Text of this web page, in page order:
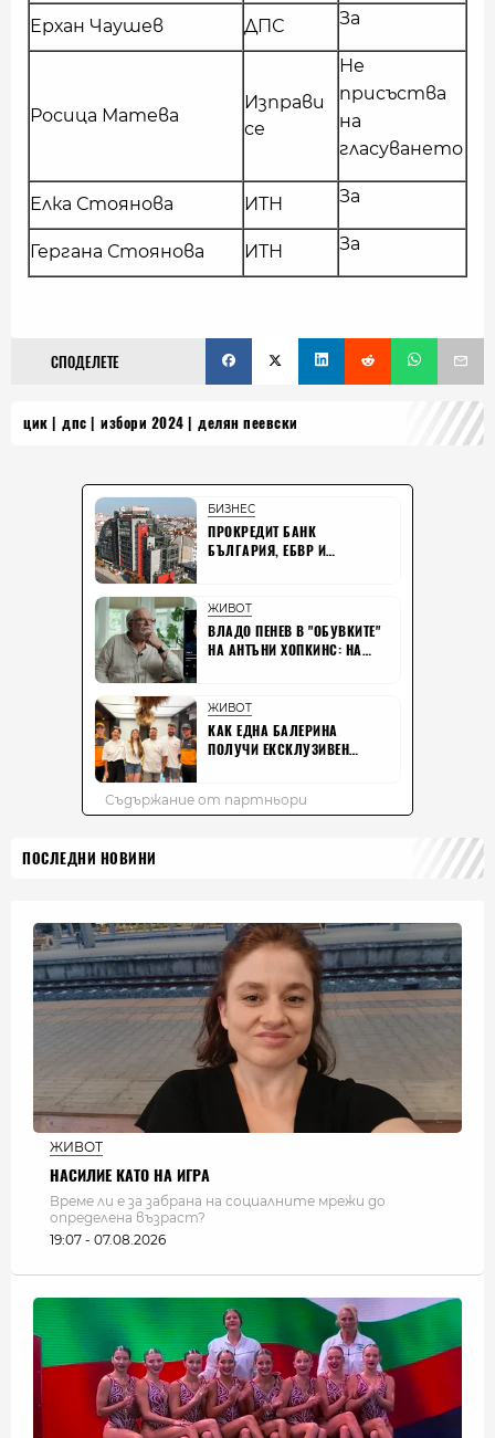
Ерхан Чаушев ДПС За
Росица Матева
Изправи
се
Не
присъства
на
гласуването
Елка Стоянова ИТН За
Гергана Стоянова ИТН За
СПОДЕЛЕТЕ
цик дпс избори 2024 делян пеевски
ПОСЛЕДНИ НОВИНИ
ЖИВОТ
НАСИЛИЕ КАТО НА ИГРА
Време ли е за забрана на социалните мрежи до
определена възраст?
19:07 - 07.08.2026